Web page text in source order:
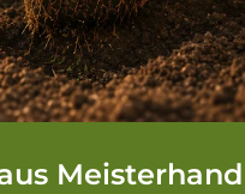
Meisterhand